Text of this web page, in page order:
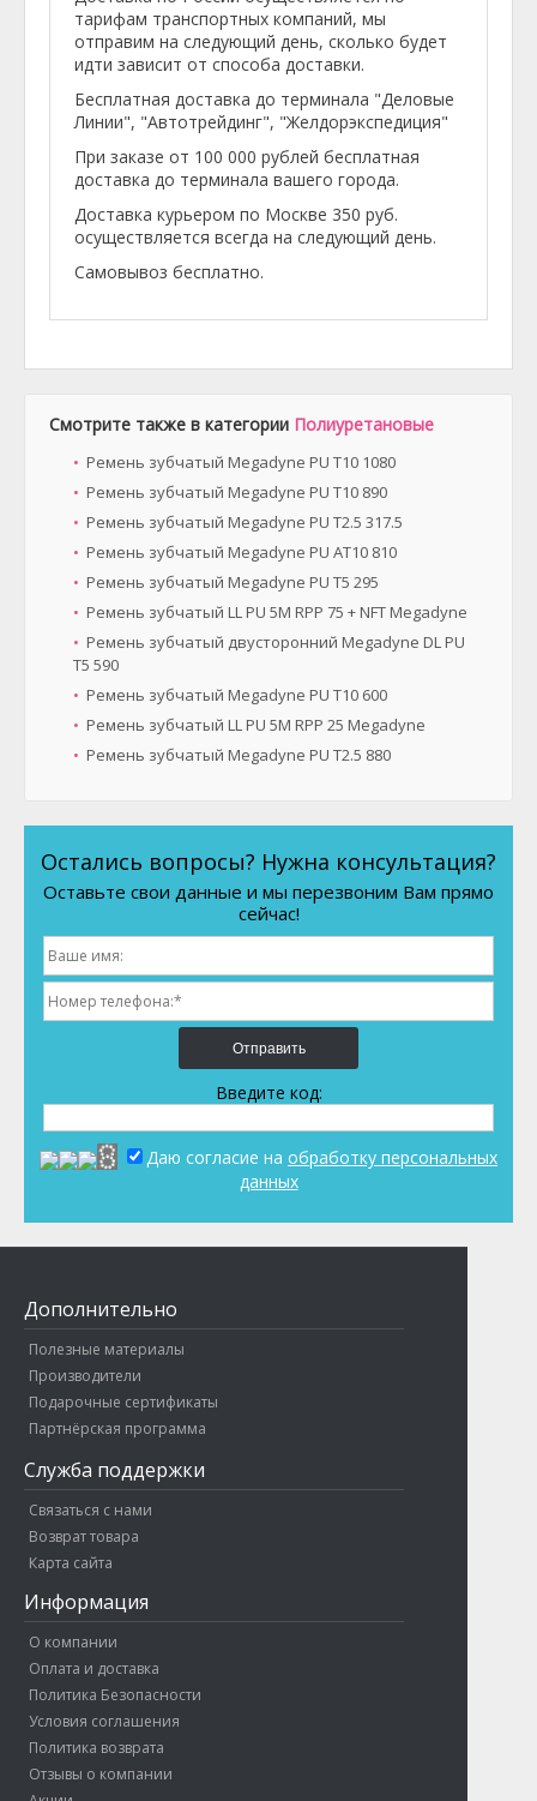
тарифам транспортных компаний, мы
отправим на следующий день, сколько будет
идти зависит от способа доставки.
Бесплатная доставка до терминала "Деловые
Линии", "Автотрейдинг", "Желдорэкспедиция"
При заказе от 100 000 рублей бесплатная
доставка до терминала вашего города.
Доставка курьером по Москве 350 руб.
осуществляется всегда на следующий день.
Самовывоз бесплатно.
Смотрите также в категории Полиуретановые
Ремень зубчатый Megadyne PU T10 1080
Ремень зубчатый Megadyne PU T10 890
Ремень зубчатый Megadyne PU T2.5 317.5
Ремень зубчатый Megadyne PU AT10 810
Ремень зубчатый Megadyne PU T5 295
Ремень зубчатый LL PU 5M RPP 75 + NFT Megadyne
Ремень зубчатый двусторонний Megadyne DL PU
T5 590
Ремень зубчатый Megadyne PU T10 600
Ремень зубчатый LL PU 5M RPP 25 Megadyne
Ремень зубчатый Megadyne PU T2.5 880
Остались вопросы? Нужна консультация?
Оставьте свои данные и мы перезвоним Вам прямо
сейчас!
Отправить
Введите код:
Даю согласие на обработку персональных
данных
Дополнительно
Полезные материалы
Производители
Подарочные сертификаты
Партнёрская программа
Служба поддержки
Связаться с нами
Возврат товара
Карта сайта
Информация
О компании
Оплата и доставка
Политика Безопасности
Условия соглашения
Политика возврата
Отзывы о компании